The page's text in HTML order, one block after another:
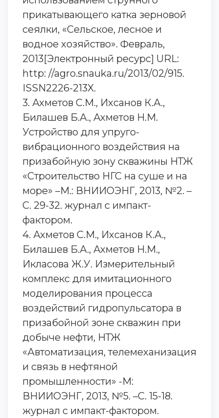
прикатывающего катка зерновой
сеялки, «Сельское, лесное и
водное хозяйство». Февраль,
2013[Электронный ресурс] URL:
http: //agro.snauka.ru/2013/02/915.
ISSN2226-213X.
3. Ахметов С.М., Ихсанов К.А.,
Билашев Б.А., Ахметов Н.М.
Устройство для упруго-
вибрационного воздействия на
призабойную зону скважины НТЖ
«Строительство НГС на суше и на
море» –М.: ВНИИОЭНГ, 2013, №2. –
С. 29-32. журнал с импакт-
фактором.
4. Ахметов С.М., Ихсанов К.А.,
Билашев Б.А., Ахметов Н.М.,
Икласова Ж.У. Измерительный
комплекс для имитационного
моделирования процесса
воздействий гидропульсатора в
призабойной зоне скважин при
добыче нефти, НТЖ
«Автоматизация, телемеханизация
и связь в нефтяной
промышленности» -М:
ВНИИОЭНГ, 2013, №5. –С. 15-18.
журнал с импакт-фактором.